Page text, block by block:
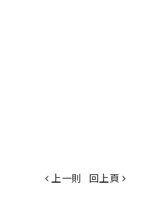
上一則 回上頁